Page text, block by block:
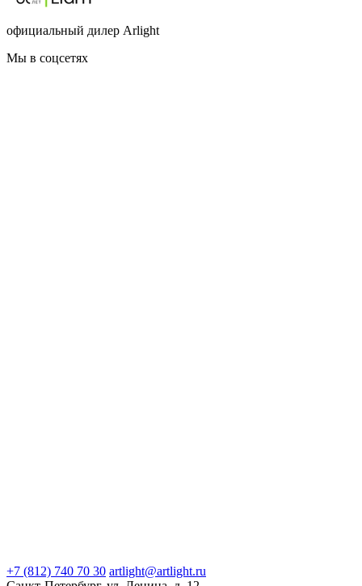
официальный дилер Arlight
Мы в соцсетях
+7 (812) 740 70 30 artlight@artlight.ru